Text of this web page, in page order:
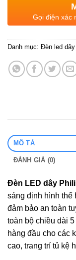
Gọi điện xác
Danh mục: Đèn led
MÔ TẢ
ĐÁNH GIÁ (0)
Đèn LED dây
sáng định hình thế
đảm bảo an toàn
toàn bộ chiều dài
hàng đầu cho các
cao, trang trí tủ kệ